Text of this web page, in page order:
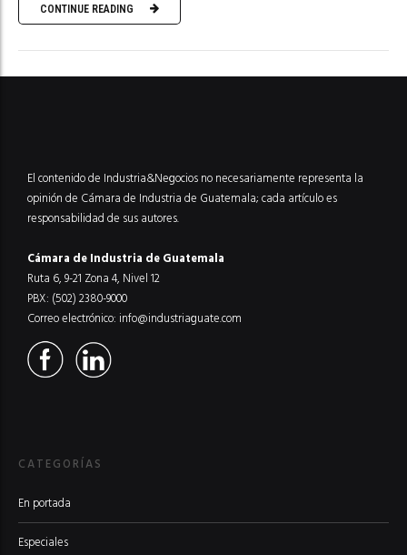
CONTINUE READING
El contenido de Industria&Negocios no necesariamente representa la
opinión de Cámara de Industria de Guatemala; cada artículo es
responsabilidad de sus autores.
Cámara de Industria de Guatemala
Ruta 6, 9-21 Zona 4, Nivel 12
PBX: (502) 2380-9000
Correo electrónico: info@industriaguate.com
CATEGORÍAS
En portada
Especiales